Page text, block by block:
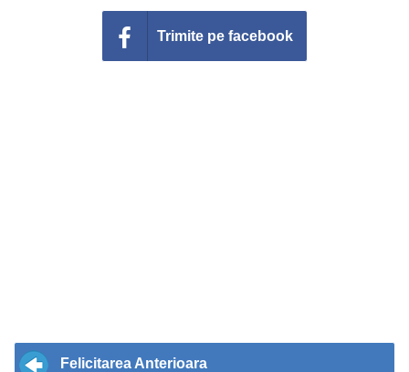
Conecteaza-te
Trimite pe facebook
Felicitarea Anterioara